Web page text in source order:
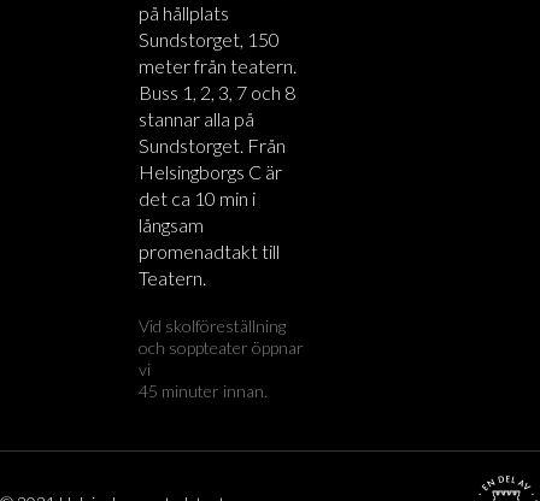
på hållplats
Sundstorget, 150
meter från teatern.
Buss 1, 2, 3, 7 och 8
stannar alla på
Sundstorget. Från
Helsingborgs C är
det ca 10 min i
långsam
promenadtakt till
Teatern.
Vid skolföreställning
och soppteater öppnar
vi
45 minuter innan.